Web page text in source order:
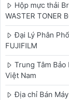
Hộp mực thải
WASTER TONER
Đại Lý Phân
FUJIFILM
Trung Tâm Bảo
Việt Nam
Địa chỉ Bán